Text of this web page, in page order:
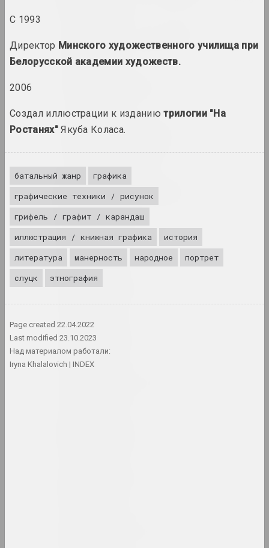
художник, преподаватель
Antiwarcoalition.art
интернет ресурс
Ирина Ануфриева
художница, перформерка
Юрий Анушко
художник
С 1993
Директор Минского художественного училища при
Белорусской академии художеств.
2006
Создал иллюстрации к изданиютрилогии "На
Ростанях"Якуба Коласа.
батальный жанр
графика
графические техники / рисунок
грифель / графит / карандаш
иллюстрация / книжная графика
история
литература
манерность народное
портрет
слуцк
этнография
Page created 22.04.2022
Last modified 23.10.2023
Над материалом работали:
Iryna Khalalovich
INDEX